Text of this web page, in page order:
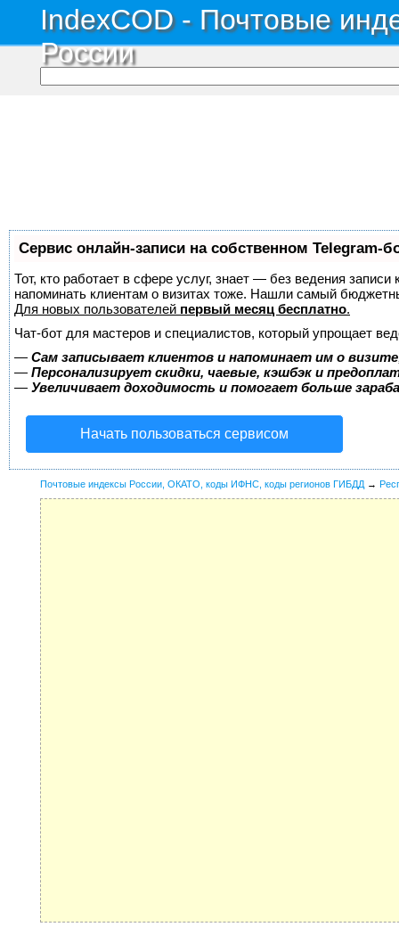
IndexCOD - Почтовые
России
Сервис онлайн-записи на собственном Telegram-
Тот, кто работает в сфере услуг, знает — без ведения
напоминать клиентам о визитах тоже. Нашли самый
Для новых пользователей первый месяц бесплатно.
Чат-бот для мастеров и специалистов, который упрощает
— Сам записывает клиентов и напоминает им о
— Персонализирует скидки, чаевые, кэшбэк и
— Увеличивает доходимость и помогает больше
Начать пользоваться сервисом
Почтовые индексы России, ОКАТО, коды ИФНС, коды регионов ГИБДД →